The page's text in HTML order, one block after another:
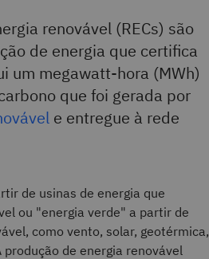
renovável (RECs) são
de energia que certifica
um megawatt-hora (MWh)
que foi gerada por
e entregue à rede
de usinas de energia que
ou "energia verde" a partir de
como vento, solar, geotérmica,
de energia renovável